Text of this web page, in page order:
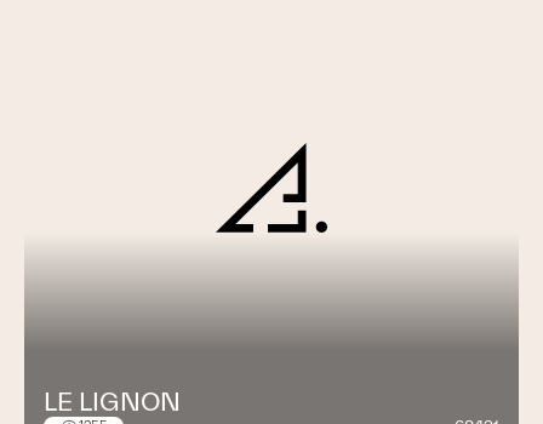
LE LIGNON